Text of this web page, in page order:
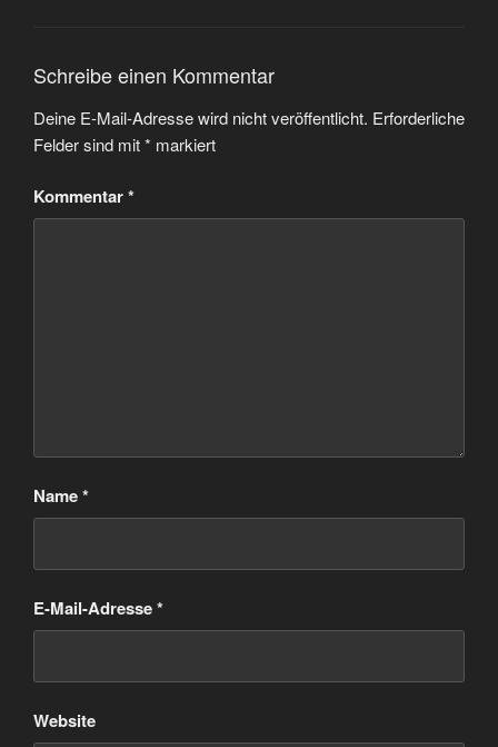
Schreibe einen Kommentar
Deine E-Mail-Adresse wird nicht veröffentlicht. Erforderliche
Felder sind mit* markiert
Kommentar*
Name*
E-Mail-Adresse*
Website